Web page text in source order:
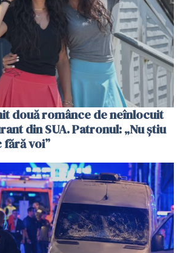
două românce de neînlocuit
din SUA. Patronul: „Nu știu
fără voi”